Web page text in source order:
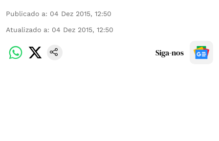
Publicado a: 04 Dez 2015, 12:50
Atualizado a: 04 Dez 2015, 12:50
Siga-nos